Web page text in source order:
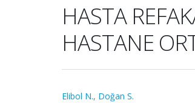
HASTA
HASTANE
Elibol N., Doğan S.